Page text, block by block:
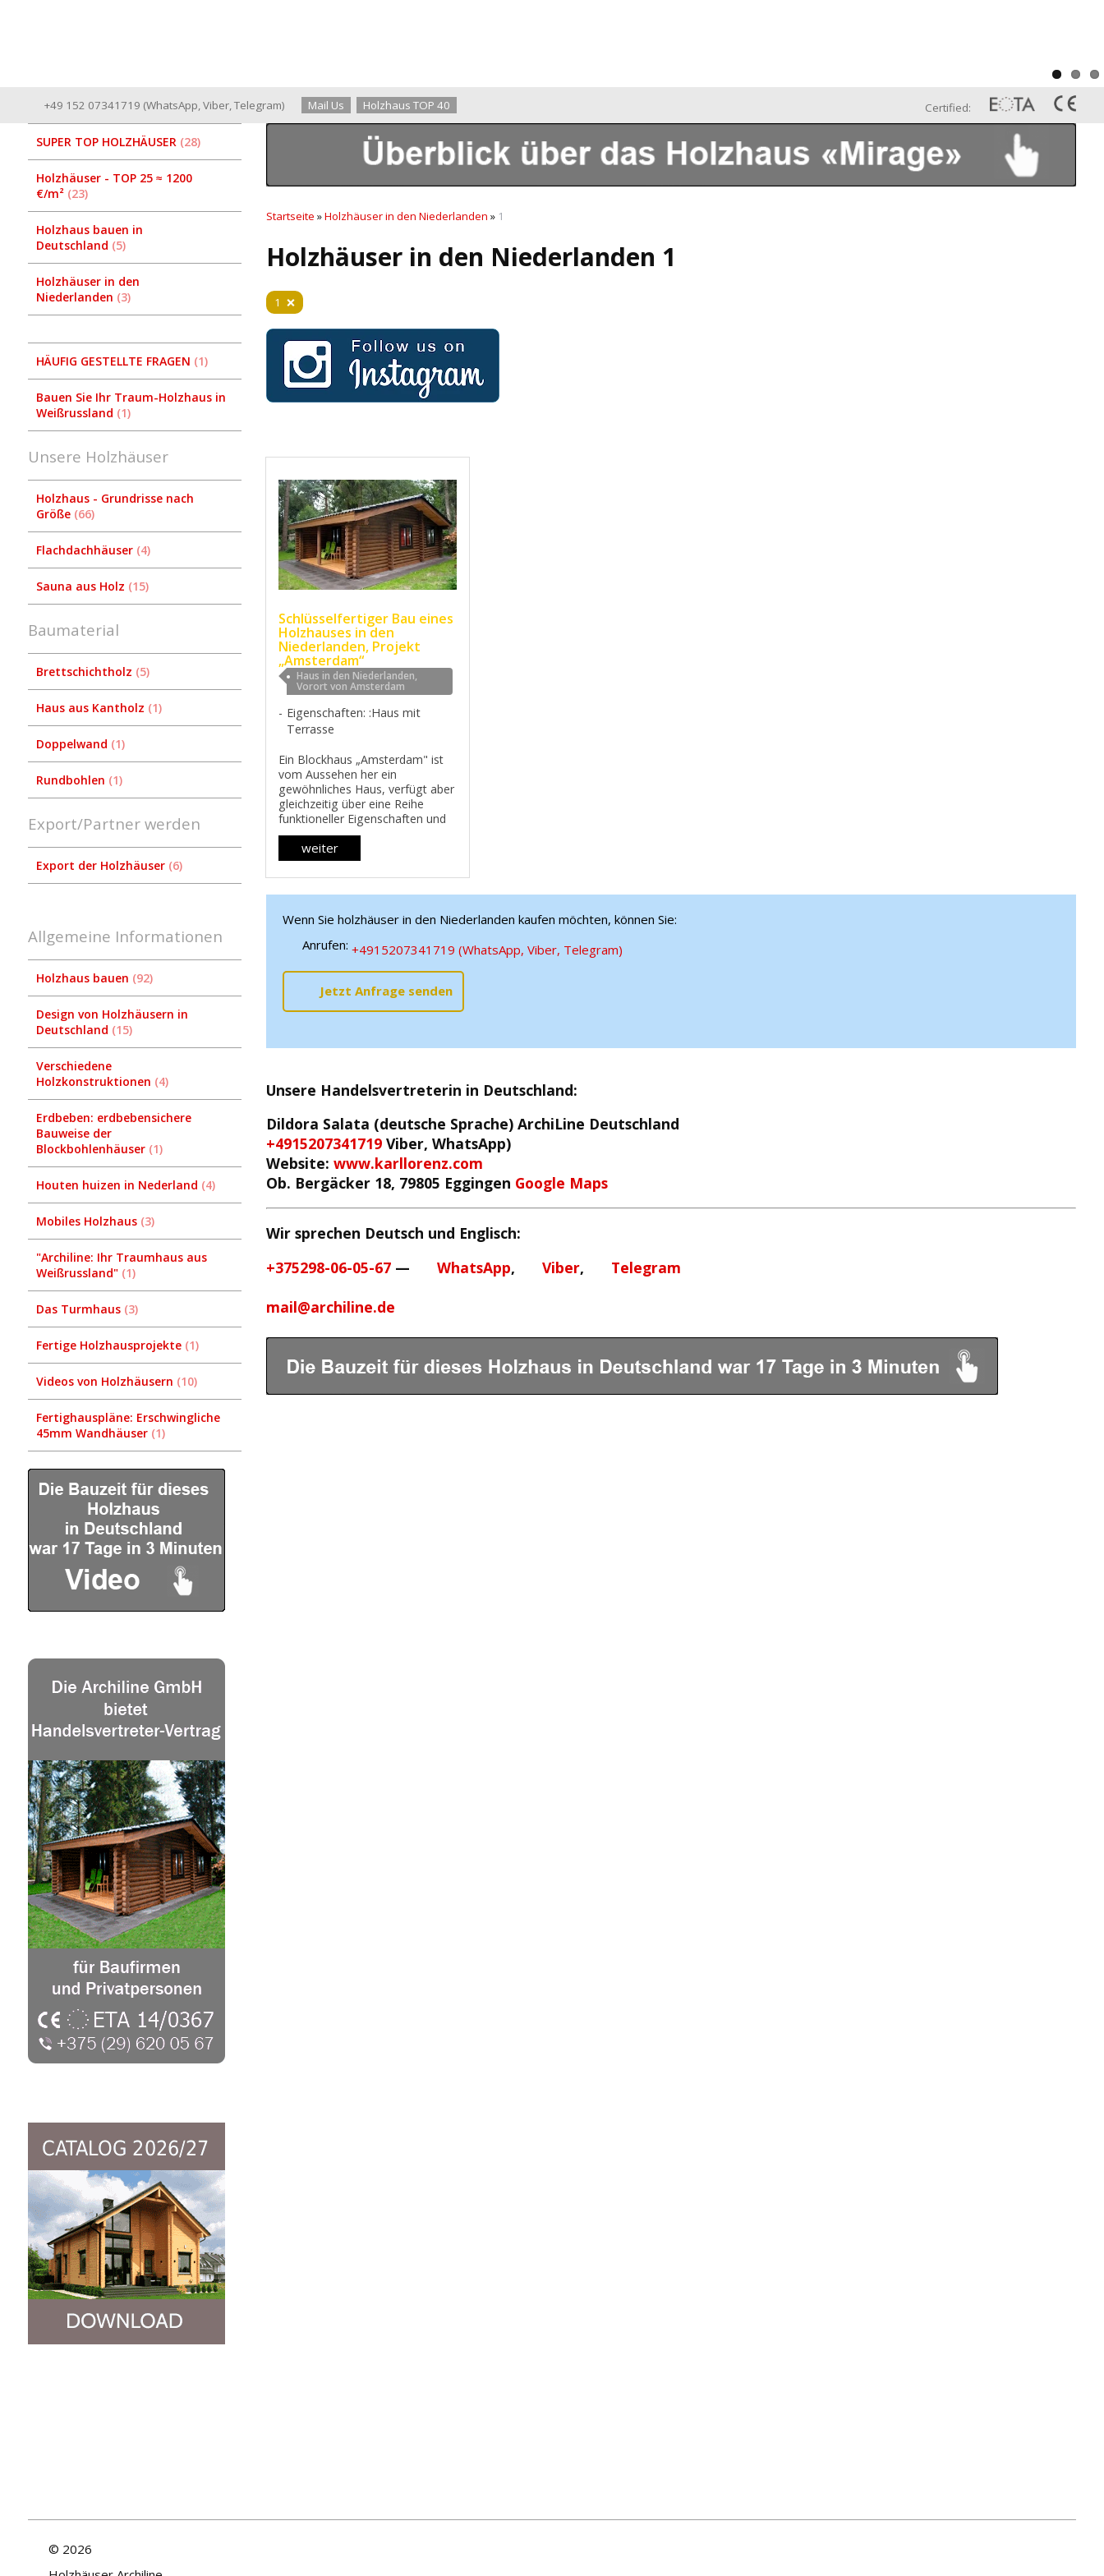
+49 152 07341719 (WhatsApp ,Viber ,Telegram) Mail Us Holzhaus TOP 40 Certified:
SUPER TOP HOLZHÄUSER 28
Holzhäuser - TOP 25 ≈ 1200
€/m² 23
Holzhaus bauen in
Deutschland 5
Holzhäuser in den
Niederlanden 3
HÄUFIG GESTELLTE FRAGEN 1
Bauen Sie Ihr Traum-Holzhaus in
Weißrussland 1
Unsere Holzhäuser
Holzhaus - Grundrisse nach
Größe 66
Flachdachhäuser 4
Sauna aus Holz 15
Baumaterial
Brettschichtholz 5
Haus aus Kantholz 1
Doppelwand 1
Rundbohlen 1
Export/Partner werden
Export der Holzhäuser 6
Allgemeine Informationen
Holzhaus bauen 92
Design von Holzhäusern in
Deutschland 15
Verschiedene
Holzkonstruktionen 4
Erdbeben: erdbebensichere
Bauweise der
Blockbohlenhäuser 1
Houten huizen in Nederland 4
Mobiles Holzhaus 3
"Archiline: Ihr Traumhaus aus
Weißrussland" 1
Das Turmhaus 3
Fertige Holzhausprojekte 1
Videos von Holzhäusern 10
Fertighauspläne: Erschwingliche
45mm Wandhäuser 1
Startseite »Holzhäuser in den Niederlanden » 1
Holzhäuser in den Niederlanden 1
1
Schlüsselfertiger Bau eines
Holzhauses in den
Niederlanden, Projekt
„Amsterdam“
Haus in den Niederlanden,
Vorort von Amsterdam
Eigenschaften: :Haus mit
Terrasse
Ein Blockhaus „Amsterdam" ist
vom Aussehen her ein
gewöhnliches Haus, verfügt aber
gleichzeitig über eine Reihe
funktioneller Eigenschaften und
Qualitäten, die es einer Person
oder Familie ermöglichen, sich
darin bequem aufzuhalten und zu
ihrem ...
weiter
Wenn Sie holzhäuser in den Niederlanden kaufen möchten, können Sie:
Anrufen: +4915207341719 (WhatsApp, Viber, Telegram)
Jetzt Anfrage senden
Unsere Handelsvertreterin in Deutschland:
Dildora Salata (deutsche Sprache) ArchiLine Deutschland
+4915207341719 Viber, WhatsApp)
Website: www.karllorenz.com
Ob. Bergäcker 18, 79805 Eggingen Google Maps
Wir sprechen Deutsch und Englisch:
+375298-06-05-67 — WhatsApp, Viber, Telegram
mail@archiline.de
© 2026